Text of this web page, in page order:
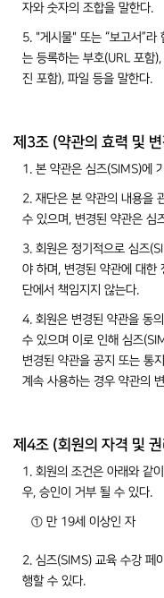
자와 숫자의 조합을 말한다.
5. "게시물" 또는 “보고서”라
는 등록하는 부호(URL 포함
진 포함), 파일 등을 말한다.
제3조 (약관의 효력 및
1. 본 약관은 심즈(SIMS)에
2. 재단은 본 약관의 내용을
수 있으며, 변경된 약관은 심
3. 회원은 정기적으로 심즈
야 하며, 변경된 약관에 대한
단에서 책임지지 않는다.
4. 회원은 변경된 약관을 동
수 있으며 이로 인해 심즈
변경된 약관을 공지 또는 통
계속 사용하는 경우 약관의
제4조 (회원의 자격 및
1. 회원의 조건은 아래와 같
우, 승인이 거부 될 수 있다.
① 만 19세 이상인 자
2. 심즈(SIMS) 교육 수강 페
행할 수 있다.